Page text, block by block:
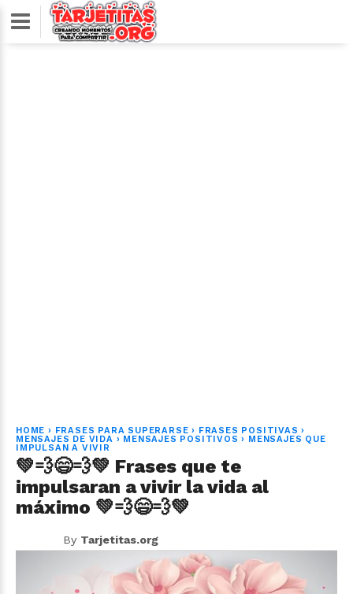
HOME › FRASES PARA SUPERARSE › FRASES POSITIVAS ›
MENSAJES DE VIDA › MENSAJES POSITIVOS › MENSAJES QUE
IMPULSAN A VIVIR
💚💨😄💨💚 Frases que te
impulsaran a vivir la vida al
máximo 💚💨😄💨💚
By Tarjetitas.org